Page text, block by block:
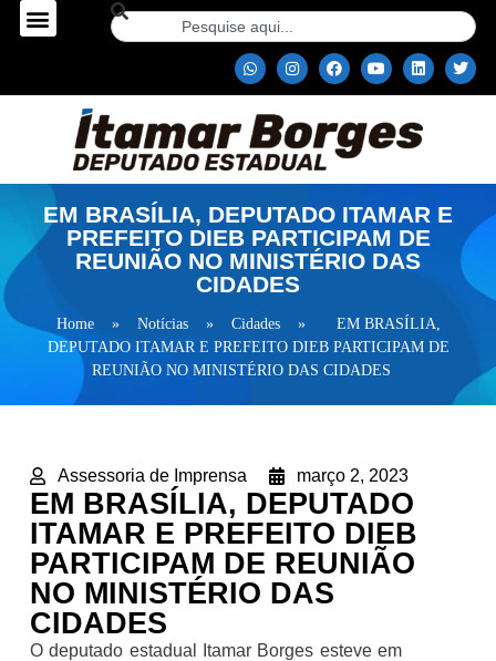
EM BRASÍLIA, DEPUTADO ITAMAR E
PREFEITO DIEB PARTICIPAM DE
REUNIÃO NO MINISTÉRIO DAS
CIDADES
Home » Notícias » Cidades »
EM BRASÍLIA,
DEPUTADO ITAMAR E PREFEITO DIEB PARTICIPAM DE
REUNIÃO NO MINISTÉRIO DAS CIDADES
Assessoria de Imprensa março 2, 2023
EM BRASÍLIA, DEPUTADO
ITAMAR E PREFEITO DIEB
PARTICIPAM DE REUNIÃO
NO MINISTÉRIO DAS
CIDADES
O deputado estadual Itamar Borges esteve em